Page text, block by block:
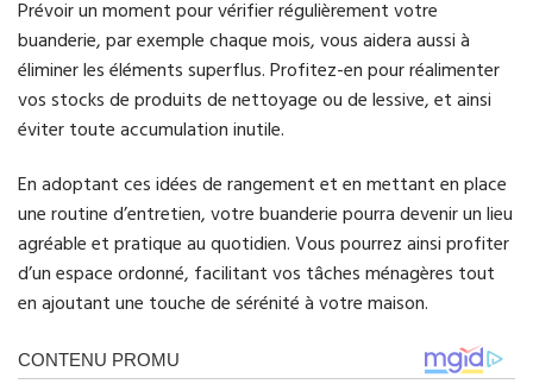
Prévoir un moment pour vérifier régulièrement votre
buanderie, par exemple chaque mois, vous aidera aussi à
éliminer les éléments superflus. Profitez-en pour réalimenter
vos stocks de produits de nettoyage ou de lessive, et ainsi
éviter toute accumulation inutile.
En adoptant ces idées de rangement et en mettant en place
une routine d’entretien, votre buanderie pourra devenir un lieu
agréable et pratique au quotidien. Vous pourrez ainsi profiter
d’un espace ordonné, facilitant vos tâches ménagères tout
en ajoutant une touche de sérénité à votre maison.